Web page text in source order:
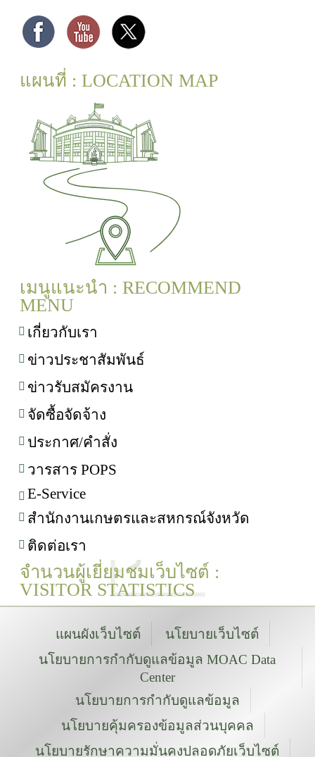
แผนที่ : LOCATION MAP
เมนูแนะนำ : RECOMMEND
MENU
เกี่ยวกับเรา
ข่าวประชาสัมพันธ์
ข่าวรับสมัครงาน
จัดซื้อจัดจ้าง
ประกาศ/คำสั่ง
วารสาร POPS
E-Service
สำนักงานเกษตรและสหกรณ์จังหวัด
ติดต่อเรา
จำนวนผู้เยี่ยมชมเว็บไซต์ :
VISITOR STATISTICS
แผนผังเว็บไซต์
นโยบายเว็บไซต์
นโยบายการกำกับดูแลข้อมูล MOAC Data
Center
นโยบายการกำกับดูแลข้อมูล
นโยบายคุ้มครองข้อมูลส่วนบุคคล
นโยบายรักษาความมั่นคงปลอดภัยเว็บไซต์